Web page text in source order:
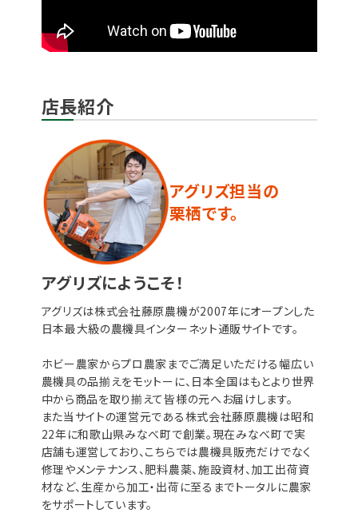
店長紹介
アグリズ担当の
栗栖です。
アグリズにようこそ！
アグリズは株式会社藤原農機が2007年にオープンした
日本最大級の農機具インターネット通販サイトです。
ホビー農家からプロ農家までご満足いただける幅広い
農機具の品揃えをモットーに、日本全国はもとより世界
中から商品を取り揃えて皆様の元へお届けします。
また当サイトの運営元である株式会社藤原農機は昭和
22年に和歌山県みなべ町で創業。現在みなべ町で実
店舗も運営しており、こちらでは農機具販売だけでなく
修理やメンテナンス、肥料農薬、施設資材、加工出荷資
材など、生産から加工・出荷に至るまでトータルに農家
をサポートしています。